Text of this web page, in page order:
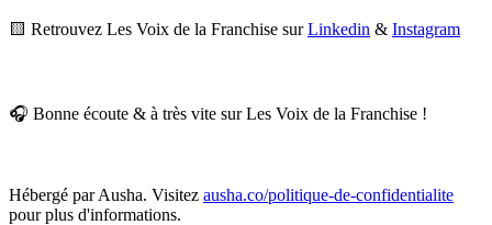
🟨 Retrouvez Les Voix de la Franchise surLinkedin & Instagram
🎧 Bonne écoute & à très vite sur Les Voix de la Franchise !
Hébergé par Ausha. Visitez ausha.co/politique-de-confidentialite
pour plus d'informations.